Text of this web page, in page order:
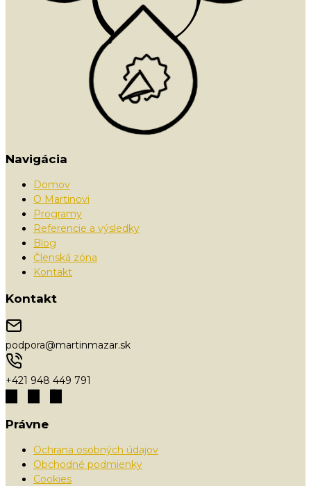
Navigácia
Domov
O Martinovi
Programy
Referencie a výsledky
Blog
Členská zóna
Kontakt
Kontakt
podpora@martinmazar.sk
+421 948 449 791
Právne
Ochrana osobných údajov
Obchodné podmienky
Cookies